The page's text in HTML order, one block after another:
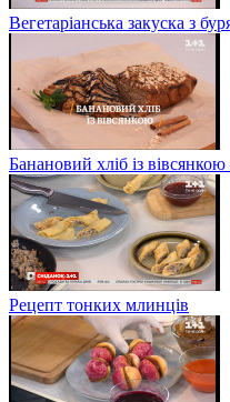
Вегетаріанська закуска з
Банановий хліб із
Рецепт тонких млинців